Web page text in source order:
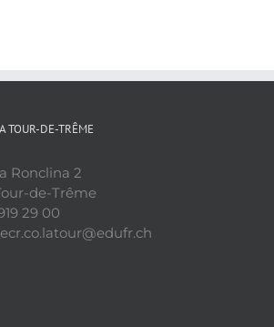
TOUR-DE-TRÊME
Ronclina 2
de-Trême
29 00